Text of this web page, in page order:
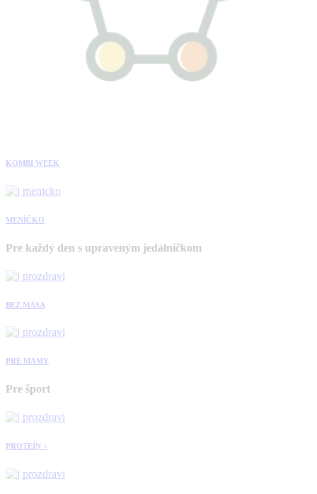
KOMBI WEEK
MENÍČKO
Pre každý den s upraveným jedálničkom
BEZ MÄSA
PRE MAMY
Pre šport
PROTEÍN +